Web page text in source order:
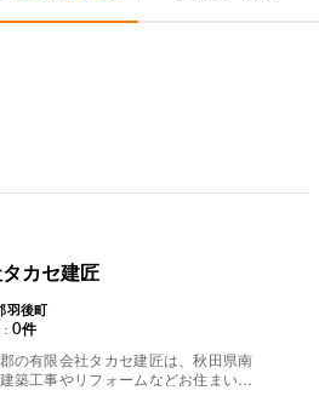
カセ建匠
羽後町
0件
の有限会社タカセ建匠は、秋田県南
築工事やリフォームなどお住まいに